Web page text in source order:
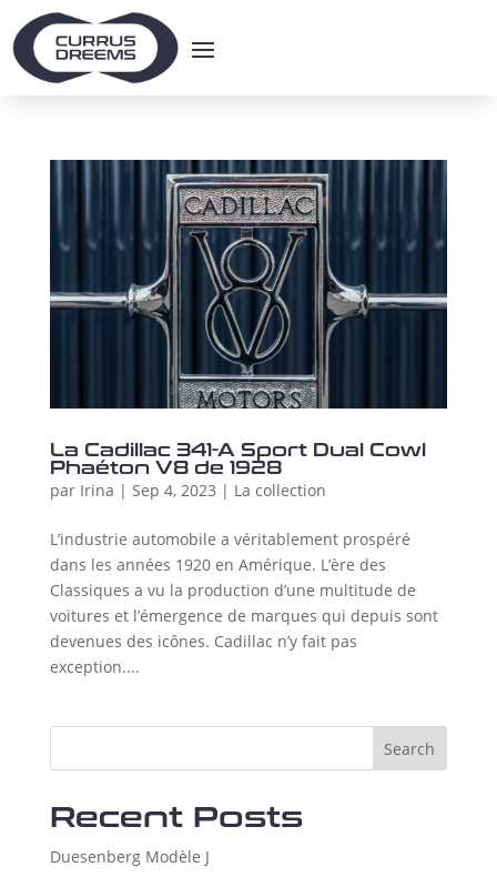
La Cadillac 341-A Sport Dual Cowl
Phaéton V8 de 1928
par Irina | Sep 4, 2023 | La collection
L’industrie automobile a véritablement prospéré
dans les années 1920 en Amérique. L’ère des
Classiques a vu la production d’une multitude de
voitures et l’émergence de marques qui depuis sont
devenues des icônes. Cadillac n’y fait pas
exception....
Search
Recent Posts
Duesenberg Modèle J